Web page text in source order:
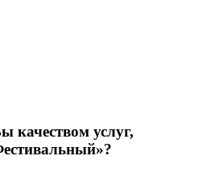
качеством услуг,